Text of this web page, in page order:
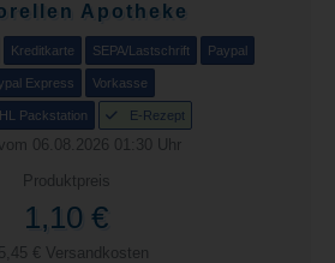
Apotheke
Kreditkarte SEPA/Lastschrift Paypal
Express Vorkasse
Packstation E-Rezept
06.08.2026 01:30 Uhr
Produktpreis
1,10 €
€ Versandkosten